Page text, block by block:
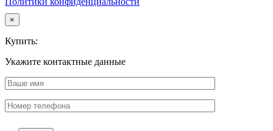
×
Купить:
Укажите контактные данные